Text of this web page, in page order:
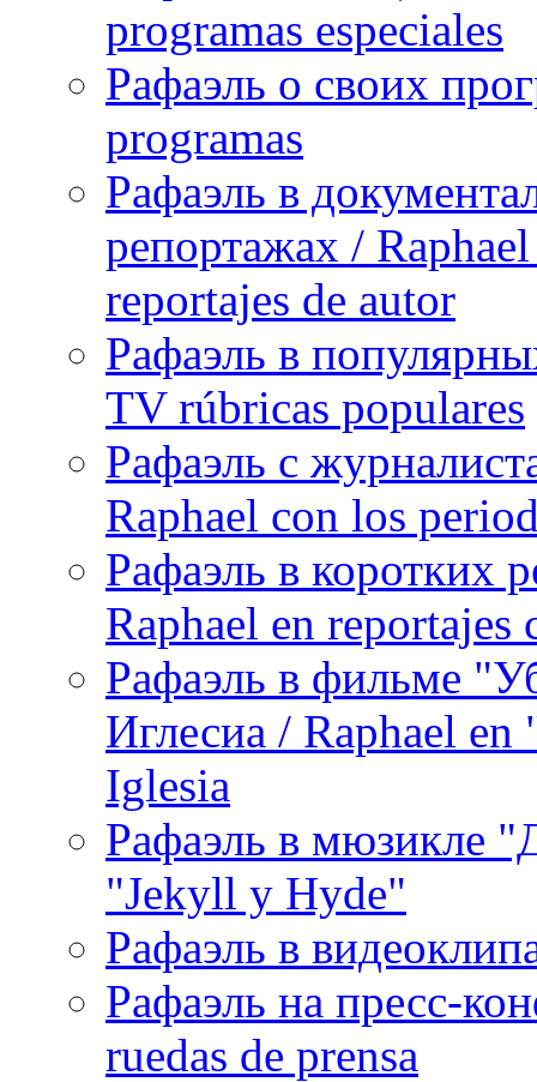
programas especiales
Рафаэль о своих
programas
Рафаэль в
репортажах /
reportajes de autor
Рафаэль в
TV rúbricas populares
Рафаэль с
Raphael con los
Рафаэль в коротких
Raphael en reportajes
Рафаэль в фильме
Иглесиа / Raphael
Iglesia
Рафаэль в мюзикле
"Jekyll y Hyde"
Рафаэль в
Рафаэль на пресс-
ruedas de prensa